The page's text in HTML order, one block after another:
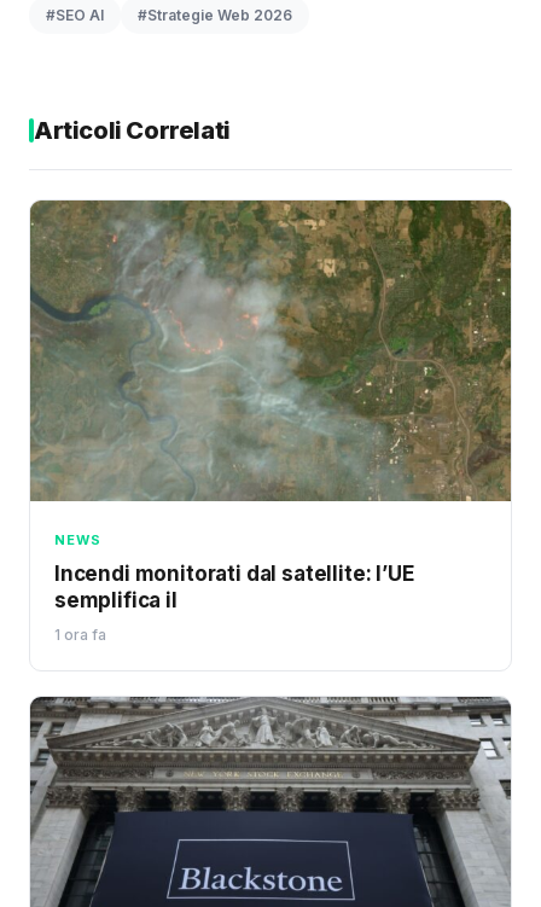
#SEO AI #Strategie Web 2026
Articoli Correlati
NEWS
Incendi monitorati dal satellite: l’UE
semplifica il
1 ora fa